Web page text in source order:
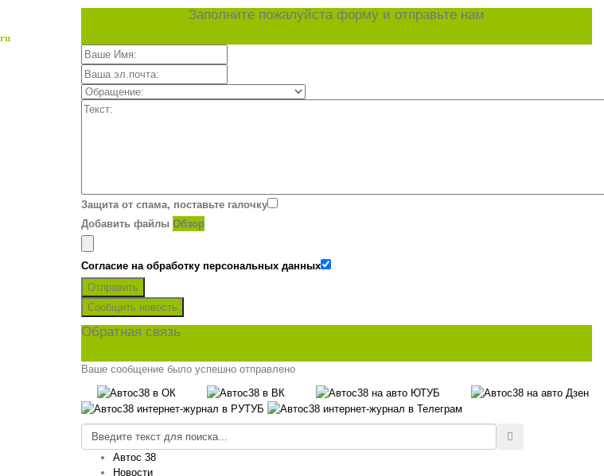
Заполните пожалуйста форму и отправьте нам
Защита от спама, поставьте галочку
Добавить файлы Обзор
Согласие на обработку персональных данных
Отправить
Сообщить новость
Обратная связь
Ваше сообщение было успешно отправлено
Автос 38
Новости